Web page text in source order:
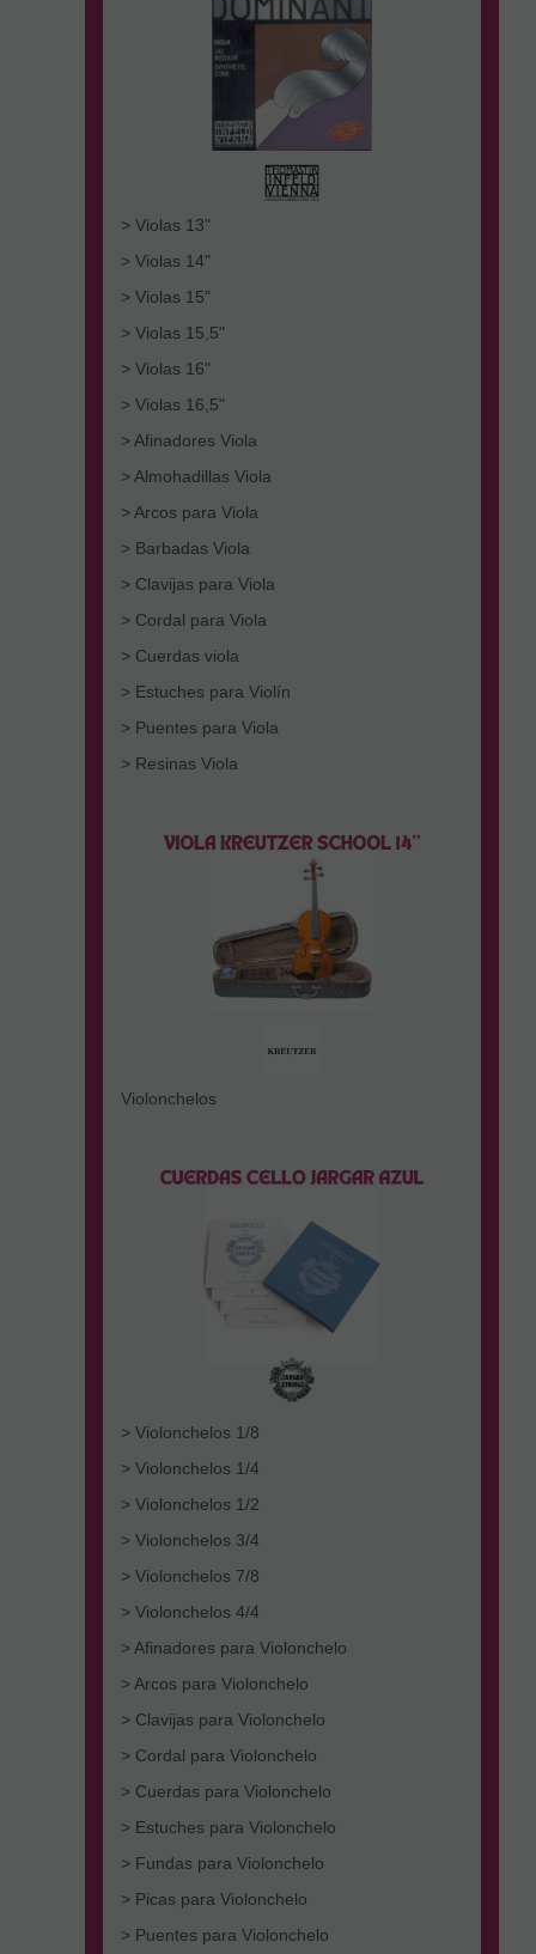
> Violas 13"
> Violas 14"
> Violas 15"
> Violas 15,5"
> Violas 16"
> Violas 16,5"
> Afinadores Viola
> Almohadillas Viola
> Arcos para Viola
> Barbadas Viola
> Clavijas para Viola
> Cordal para Viola
> Cuerdas viola
> Estuches para Violín
> Puentes para Viola
> Resinas Viola
Violonchelos
> Violonchelos 1/8
> Violonchelos 1/4
> Violonchelos 1/2
> Violonchelos 3/4
> Violonchelos 7/8
> Violonchelos 4/4
> Afinadores para Violonchelo
> Arcos para Violonchelo
> Clavijas para Violonchelo
> Cordal para Violonchelo
> Cuerdas para Violonchelo
> Estuches para Violonchelo
> Fundas para Violonchelo
> Picas para Violonchelo
> Puentes para Violonchelo